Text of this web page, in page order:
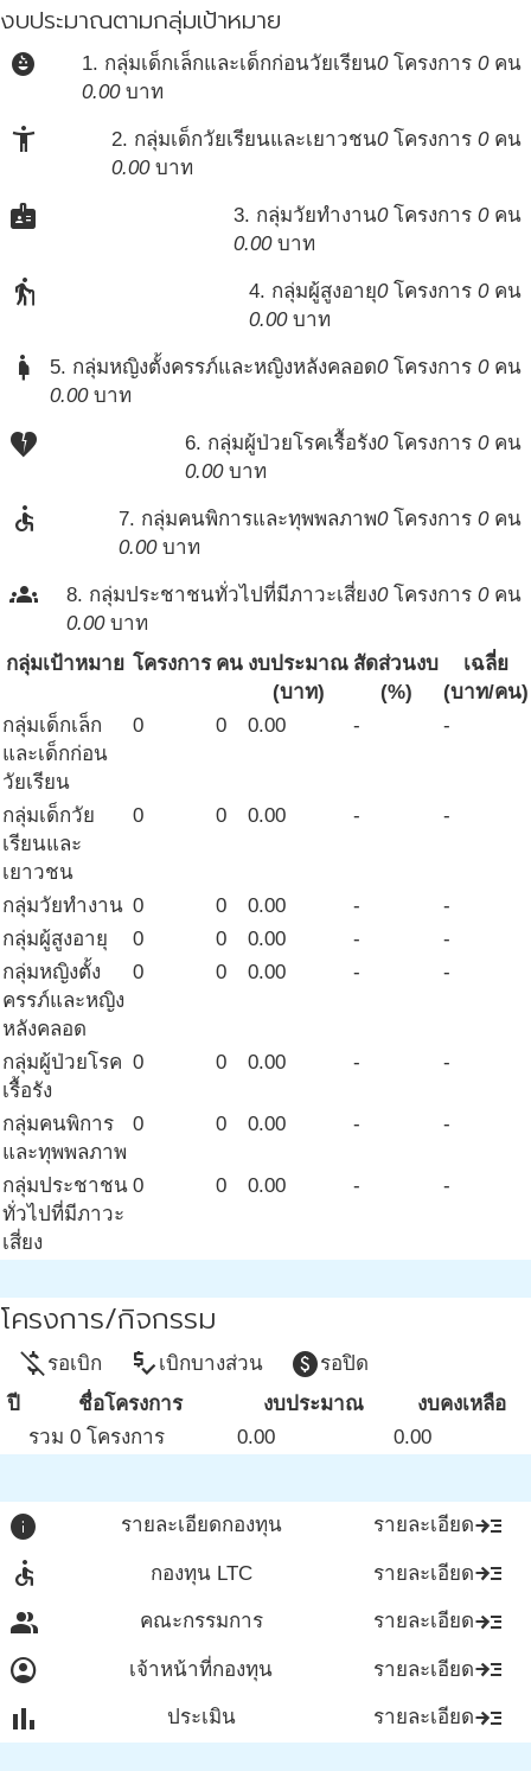
งบประมาณตามกลุ่มเป้าหมาย
child_care 1. กลุ่มเด็กเล็กและเด็กก่อนวัยเรียน0โครงการ 0คน
0.00บาท
accessibility_new 2. กลุ่มเด็กวัยเรียนและเยาวชน0โครงการ 0คน
0.00บาท
badge 3. กลุ่มวัยทำงาน0โครงการ 0คน
0.00บาท
elderly 4. กลุ่มผู้สูงอายุ0โครงการ 0คน
0.00บาท
pregnant_woman 5. กลุ่มหญิงตั้งครรภ์และหญิงหลังคลอด0โครงการ 0คน
0.00บาท
heart_broken 6. กลุ่มผู้ป่วยโรคเรื้อรัง0โครงการ 0คน
0.00บาท
accessible 7. กลุ่มคนพิการและทุพพลภาพ0โครงการ 0คน
0.00บาท
groups 8. กลุ่มประชาชนทั่วไปที่มีภาวะเสี่ยง0โครงการ 0คน
0.00บาท
กลุ่มเป้าหมาย โครงการ คน งบประมาณ
(บาท)
สัดส่วนงบ
(%)
เฉลี่ย
(บาท/คน)
กลุ่มเด็กเล็ก
และเด็กก่อน
วัยเรียน
0 0 0.00 - -
กลุ่มเด็กวัย
เรียนและ
เยาวชน
0 0 0.00 - -
กลุ่มวัยทำงาน 0 0 0.00 -
-
กลุ่มผู้สูงอายุ
0 0 0.00 -
-
กลุ่มหญิงตั้ง
ครรภ์และหญิง
หลังคลอด
0 0 0.00 - -
กลุ่มผู้ป่วยโรค
เรื้อรัง
0 0 0.00 - -
กลุ่มคนพิการ
และทุพพลภาพ
0 0 0.00 - -
กลุ่มประชาชน
ทั่วไปที่มีภาวะ
เสี่ยง
0 0 0.00 - -
โครงการ/กิจกรรม
money_off รอเบิก price_check เบิกบางส่วน paidรอปิด
ปี
ชื่อโครงการ งบประมาณ
งบคงเหลือ
รวม 0 โครงการ
0.00 0.00
info รายละเอียดกองทุน รายละเอียดread_more
accessible
กองทุน LTC รายละเอียดread_more
group
คณะกรรมการ รายละเอียดread_more
account_circle
เจ้าหน้าที่กองทุน รายละเอียดread_more
bar_chart
ประเมิน รายละเอียดread_more